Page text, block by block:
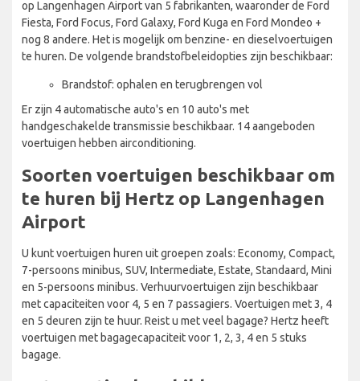
op Langenhagen Airport van 5 fabrikanten, waaronder de Ford
Fiesta, Ford Focus, Ford Galaxy, Ford Kuga en Ford Mondeo +
nog 8 andere. Het is mogelijk om benzine- en dieselvoertuigen
te huren. De volgende brandstofbeleidopties zijn beschikbaar:
Brandstof: ophalen en terugbrengen vol
Er zijn 4 automatische auto's en 10 auto's met
handgeschakelde transmissie beschikbaar. 14 aangeboden
voertuigen hebben airconditioning.
Soorten voertuigen beschikbaar om
te huren bij Hertz op Langenhagen
Airport
U kunt voertuigen huren uit groepen zoals: Economy, Compact,
7-persoons minibus, SUV, Intermediate, Estate, Standaard, Mini
en 5-persoons minibus. Verhuurvoertuigen zijn beschikbaar
met capaciteiten voor 4, 5 en 7 passagiers. Voertuigen met 3, 4
en 5 deuren zijn te huur. Reist u met veel bagage? Hertz heeft
voertuigen met bagagecapaciteit voor 1, 2, 3, 4 en 5 stuks
bagage.